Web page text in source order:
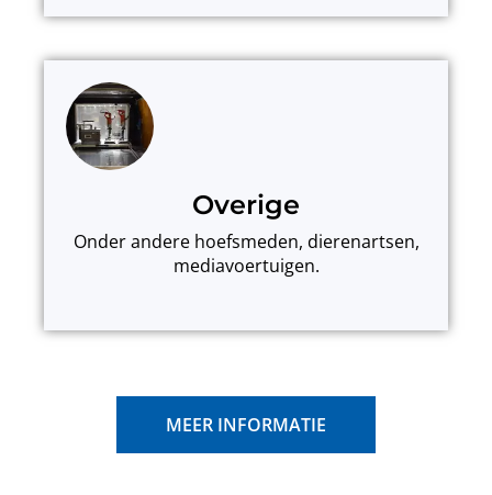
Overige
Onder andere hoefsmeden, dierenartsen,
mediavoertuigen.
MEER INFORMATIE